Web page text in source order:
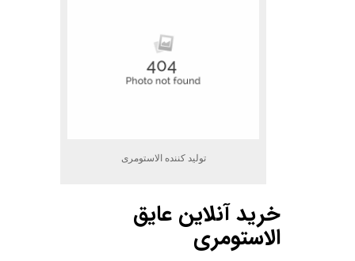
تولید کننده الاستومری
خرید آنلاین عایق
الاستومری